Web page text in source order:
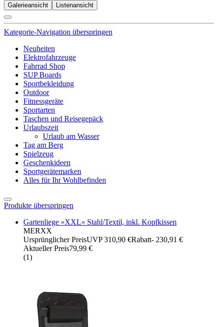
Galerieansicht Listenansicht
Kategorie-Navigation überspringen
Neuheiten
Elektrofahrzeuge
Fahrrad Shop
SUP Boards
Sportbekleidung
Outdoor
Fitnessgeräte
Sportarten
Taschen und Reisegepäck
Urlaubszeit
Urlaub am Wasser
Tag am Berg
Spielzeug
Geschenkideen
Sportgerätemarken
Alles für Ihr Wohlbefinden
Produkte überspringen
Gartenliege »XXL« Stahl/Textil, inkl. Kopfkissen
MERXX
Ursprünglicher PreisUVP 310,90 €Rabatt- 230,91 €
Aktueller Preis79,99 €
(1)